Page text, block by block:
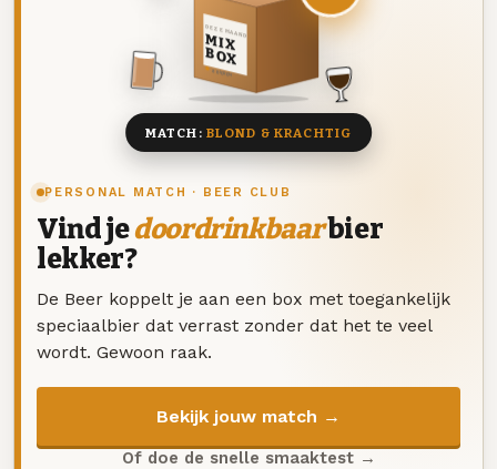
PERSONAL MATCH · BEER CLUB
Vind jedoordrinkbaarbier
lekker?
De Beer koppelt je aan een box met toegankelijk
speciaalbier dat verrast zonder dat het te veel
wordt. Gewoon raak.
Bekijk jouw match →
Of doe de snelle smaaktest →
DEZE MAAND
MIX
BOX
8 BIEREN
MATCH: BLOND & KRACHTIG